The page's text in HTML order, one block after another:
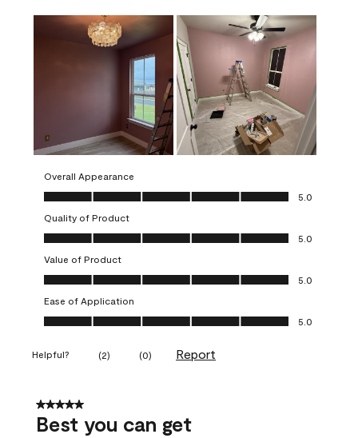
Overall Appearance
Overall Appearance, 5.0 out of 5
5.0
Quality of Product
Quality of Product, 5.0 out of 5
5.0
Value of Product
Value of Product, 5.0 out of 5
5.0
Ease of Application
Ease of Application, 5.0 out of 5
5.0
Helpful? (2) (0) Report
5 out of 5 stars.
Best you can get